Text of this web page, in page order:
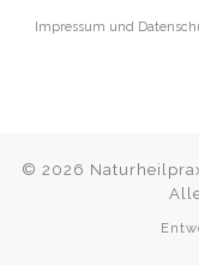
Impressum und
© 2026